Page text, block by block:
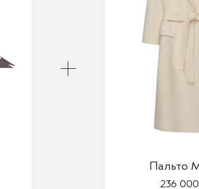
Пальто
236